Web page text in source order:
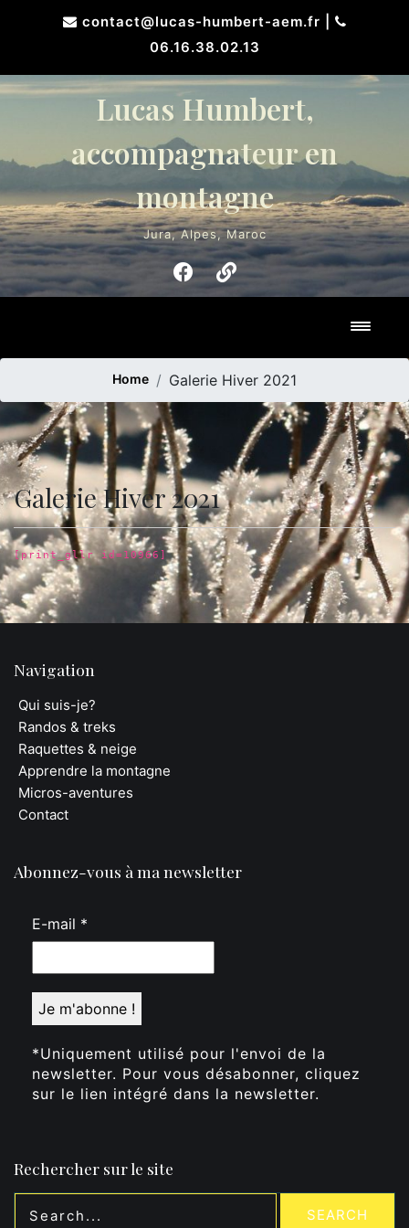
contact@lucas-humbert-aem.fr
06.16.38.02.13
Lucas Humbert,
accompagnateur en
montagne
Jura, Alpes, Maroc
Home Galerie Hiver 2021
Galerie Hiver 2021
[print_gllr id=10966]
Navigation
Qui suis-je?
Randos & treks
Raquettes & neige
Apprendre la montagne
Micros-aventures
Contact
Abonnez-vous à ma newsletter
E-mail *
*Uniquement utilisé pour l'envoi de la
newsletter. Pour vous désabonner, cliquez
sur le lien intégré dans la newsletter.
Rechercher sur le site